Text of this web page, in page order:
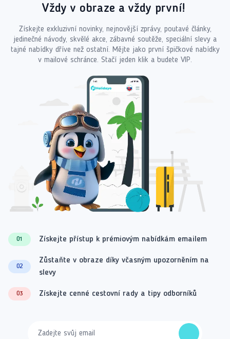
Vždy v obraze a vždy první!
Získejte exkluzivní novinky, nejnovější zprávy, poutavé články,
jedinečné návody, skvělé akce, zábavné soutěže, speciální slevy a
tajné nabídky dříve než ostatní. Mějte jako první špičkové nabídky
v mailové schránce. Stačí jeden klik a budete VIP.
01 Získejte přístup k prémiovým nabídkám emailem
02
Zůstaňte v obraze díky včasným upozorněním na
slevy
03 Získejte cenné cestovní rady a tipy odborníků